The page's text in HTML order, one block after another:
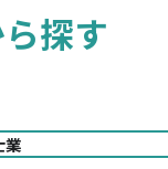
探す
業